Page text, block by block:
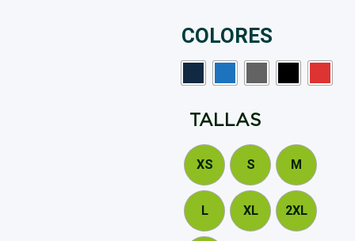
COLORES
TALLA
XS S M
L XL 2XL